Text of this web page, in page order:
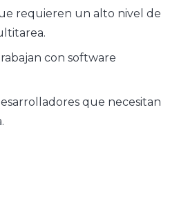
requieren un alto nivel de
con software
que necesitan